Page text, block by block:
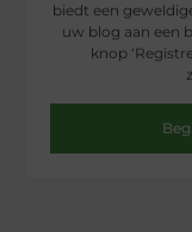
biedt een
uw blog aan een
knop